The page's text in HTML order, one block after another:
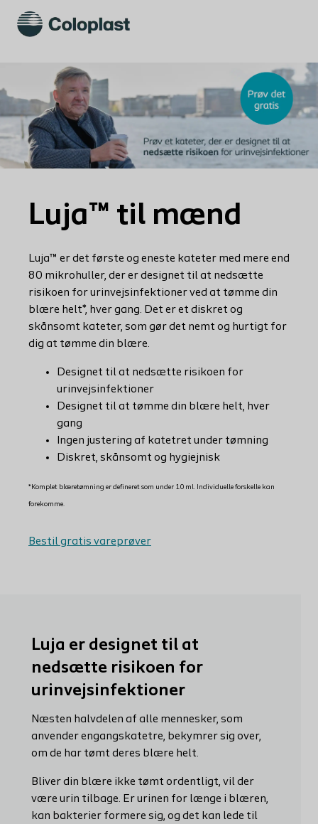
Luja™ til mænd
Luja™ er det første og eneste kateter med mere end
80 mikrohuller, der er designet til at nedsætte
risikoen for urinvejsinfektioner ved at tømme din
blære helt*, hver gang. Det er et diskret og
skånsomt kateter, som gør det nemt og hurtigt for
dig at tømme din blære.
Designet til at nedsætte risikoen for
urinvejsinfektioner
Designet til at tømme din blære helt, hver
gang
Ingen justering af katetret under tømning
Diskret, skånsomt og hygiejnisk
*Komplet blæretømning er defineret som under 10 ml. Individuelle forskelle kan
forekomme.
Bestil gratis vareprøver
Luja er designet til at
nedsætte risikoen for
urinvejsinfektioner
Næsten halvdelen af alle mennesker, som
anvender engangskatetre, bekymrer sig over,
om de har tømt deres blære helt.
Bliver din blære ikke tømt ordentligt, vil der
være urin tilbage. Er urinen for længe i blæren,
kan bakterier formere sig, og det kan lede til